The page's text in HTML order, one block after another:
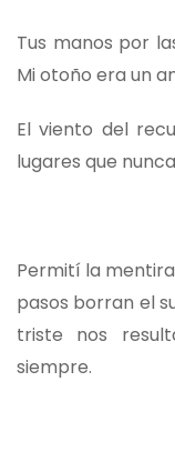
Tus manos por
Mi otoño era un
El viento del
lugares que
Permití la
pasos borran el
triste nos
siempre.